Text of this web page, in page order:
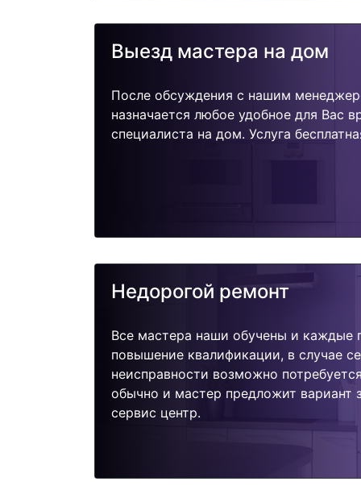
Выезд мастера на дом
После обсуждения с нашим
назначается любое удобное для Вас
специалиста на дом. Услуга
Недорогой ремонт
Все мастера наши обучены и каждые
повышение квалификации, в случае
неисправности возможно
обычно и мастер предложит вариант
сервис центр.